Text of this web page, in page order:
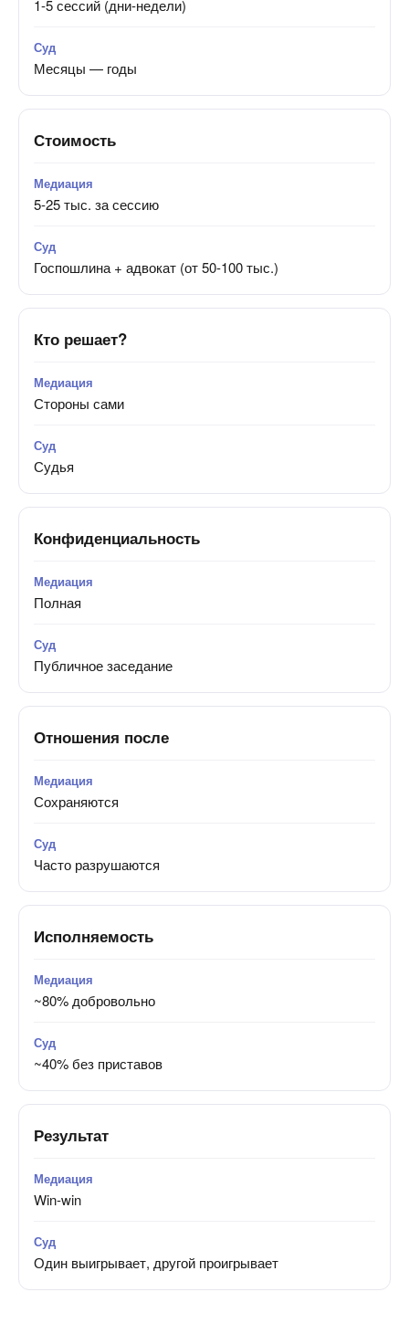
1-5 сессий (дни-недели)
Месяцы — годы
Стоимость
5-25 тыс. за сессию
Госпошлина + адвокат (от 50-100 тыс.)
Кто решает?
Стороны сами
Судья
Конфиденциальность
Полная
Публичное заседание
Отношения после
Сохраняются
Часто разрушаются
Исполняемость
~80% добровольно
~40% без приставов
Результат
Win-win
Один выигрывает, другой проигрывает